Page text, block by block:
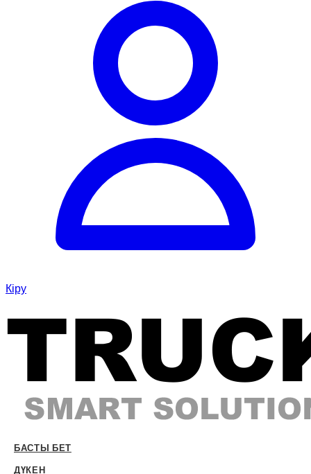
Кіру
БАСТЫ БЕТ
ДҮКЕН